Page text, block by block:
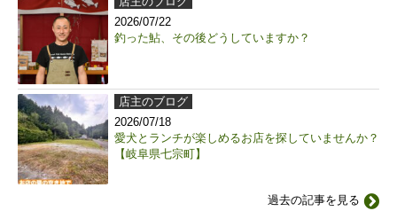
2026/07/22
釣った鮎、その後どうしていますか？
店主のブログ
2026/07/18
愛犬とランチが楽しめるお店を探していませんか？
【岐阜県七宗町】
過去の記事を見る